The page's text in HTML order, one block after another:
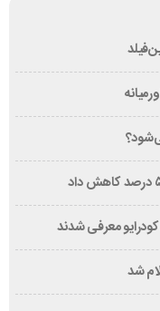
معرفی شدند